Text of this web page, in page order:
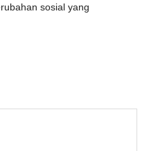
sosial yang